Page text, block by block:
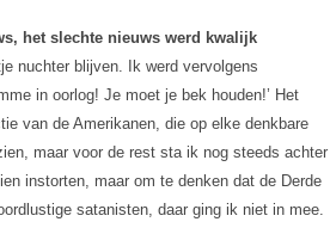
het slechte nieuws werd kwalijk
nuchter blijven. Ik werd vervolgens
in oorlog! Je moet je bek houden!’ Het
van de Amerikanen, die op elke denkbare
maar voor de rest sta ik nog steeds achter
instorten, maar om te denken dat de Derde
satanisten, daar ging ik niet in mee.